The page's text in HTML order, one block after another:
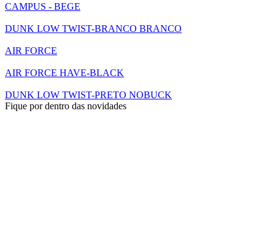
CAMPUS - BEGE
DUNK LOW TWIST-BRANCO BRANCO
AIR FORCE
AIR FORCE HAVE-BLACK
DUNK LOW TWIST-PRETO NOBUCK
Fique por dentro das novidades